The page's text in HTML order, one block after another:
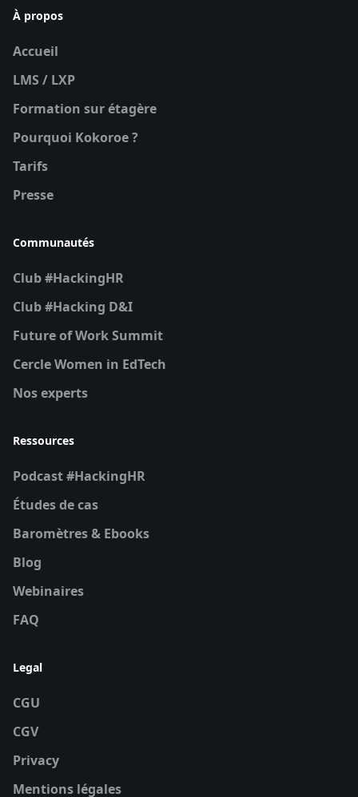
À propos
Accueil
LMS / LXP
Formation sur étagère
Pourquoi Kokoroe ?
Tarifs
Presse
Communautés
Club #HackingHR
Club #Hacking D&I
Future of Work Summit
Cercle Women in EdTech
Nos experts
Ressources
Podcast #HackingHR
Études de cas
Baromètres & Ebooks
Blog
Webinaires
FAQ
Legal
CGU
CGV
Privacy
Mentions légales